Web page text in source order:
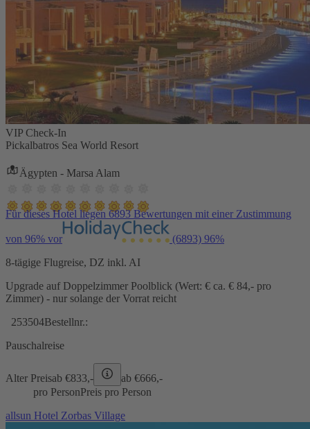
VIP Check-In
Pickalbatros Sea World Resort
Ägypten - Marsa Alam
Für dieses Hotel liegen 6893 Bewertungen mit einer Zustimmung
von 96% vor (6893) 96%
8-tägige Flugreise, DZ inkl. AI
Upgrade auf Doppelzimmer Poolblick (Wert: € ca. € 84,- pro
Zimmer) - nur solange der Vorrat reicht
253504Bestellnr.:
Pauschalreise
Alter Preisab €833,- ab €666,-
pro PersonPreis pro Person
allsun Hotel Zorbas Village